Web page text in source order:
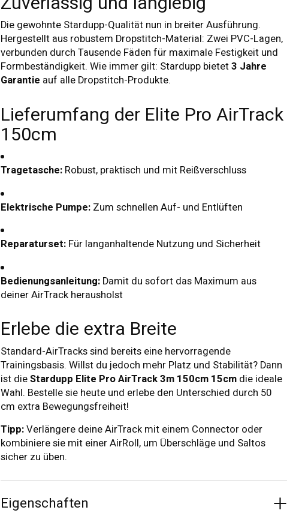
Die gewohnte Stardupp-Qualität nun in breiter Ausführung.
Hergestellt aus robustem Dropstitch-Material: Zwei PVC-Lagen,
verbunden durch Tausende Fäden für maximale Festigkeit und
Formbeständigkeit. Wie immer gilt: Stardupp bietet3 Jahre
Garantie auf alle Dropstitch-Produkte.
Lieferumfang der Elite Pro AirTrack
150cm
Tragetasche: Robust, praktisch und mit Reißverschluss
Elektrische Pumpe: Zum schnellen Auf- und Entlüften
Reparaturset: Für langanhaltende Nutzung und Sicherheit
Bedienungsanleitung: Damit du sofort das Maximum aus
deiner AirTrack herausholst
Erlebe die extra Breite
Standard-AirTracks sind bereits eine hervorragende
Trainingsbasis. Willst du jedoch mehr Platz und Stabilität? Dann
ist dieStardupp Elite Pro AirTrack 3m 150cm 15cm die ideale
Wahl. Bestelle sie heute und erlebe den Unterschied durch 50
cm extra Bewegungsfreiheit!
Tipp:Verlängere deine AirTrack mit einem Connector oder
kombiniere sie mit einer AirRoll, um Überschläge und Saltos
sicher zu üben.
Eigenschaften